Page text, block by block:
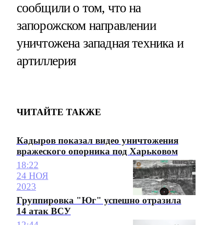
сообщили о том, что на
запорожском направлении
уничтожена западная техника и
артиллерия
ЧИТАЙТЕ ТАКЖЕ
Кадыров показал видео уничтожения
вражеского опорника под Харьковом
18:22
24 НОЯ
2023
Группировка "Юг" успешно отразила
14 атак ВСУ